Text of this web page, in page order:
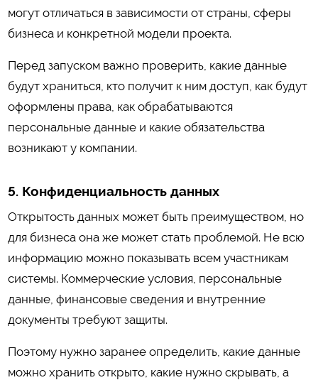
могут отличаться в зависимости от страны, сферы
бизнеса и конкретной модели проекта.
Перед запуском важно проверить, какие данные
будут храниться, кто получит к ним доступ, как будут
оформлены права, как обрабатываются
персональные данные и какие обязательства
возникают у компании.
5. Конфиденциальность данных
Открытость данных может быть преимуществом, но
для бизнеса она же может стать проблемой. Не всю
информацию можно показывать всем участникам
системы. Коммерческие условия, персональные
данные, финансовые сведения и внутренние
документы требуют защиты.
Поэтому нужно заранее определить, какие данные
можно хранить открыто, какие нужно скрывать, а